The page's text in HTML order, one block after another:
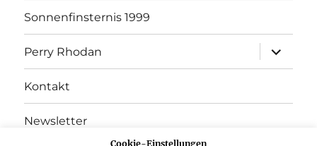
Sonnenfinsternis 1999
Perry Rhodan
öffnen
Kontakt
Newsletter
Cookie-Einstellungen